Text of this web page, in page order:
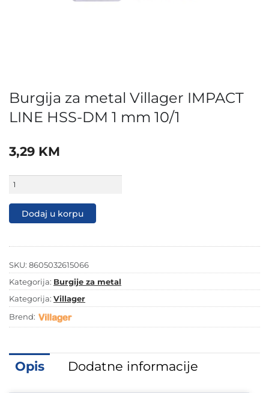
Burgija za metal Villager IMPACT
LINE HSS-DM 1 mm 10/1
3,29 KM
za
Villager
IMPACT
DM
mm
10/1
količina
Dodaj u korpu
SKU: 8605032615066
Kategorija: Burgije za metal
Kategorija: Villager
Brend:
Opis Dodatne informacije